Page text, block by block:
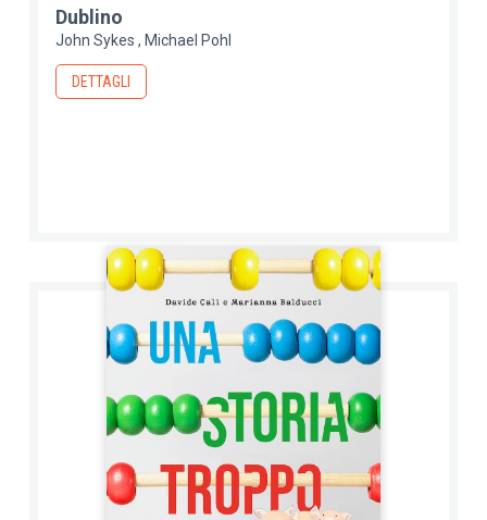
Dublino
John Sykes Michael Pohl
DETTAGLI